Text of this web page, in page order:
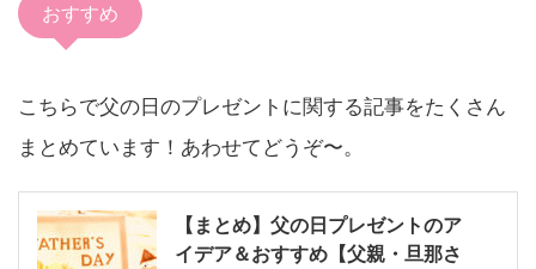
おすすめ
こちらで父の日のプレゼントに関する記事をたくさん
まとめています！あわせてどうぞ〜。
【まとめ】父の日プレゼントのア
イデア＆おすすめ【父親・旦那さ